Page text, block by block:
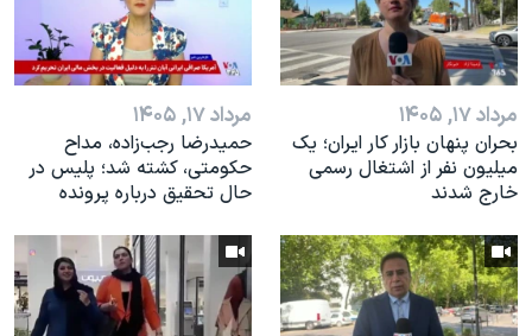
مرداد ۱۷, ۱۴۰۵
بحران پنهان بازار کار ایران؛ یک
میلیون نفر از اشتغال رسمی
خارج شدند
مرداد ۱۷, ۱۴۰۵
حمیدرضا رجب‌زاده، مداح
حکومتی، کشته شد؛ پلیس در
حال تحقیق درباره پرونده